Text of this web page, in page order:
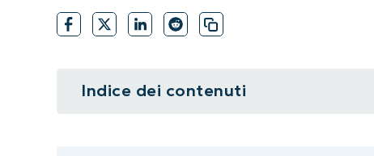
Indice dei contenuti